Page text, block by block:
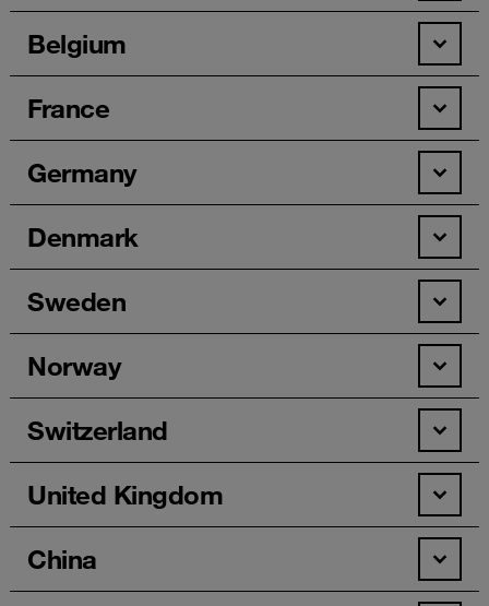
Belgium
France
Germany
Denmark
Sweden
Norway
Switzerland
United Kingdom
China